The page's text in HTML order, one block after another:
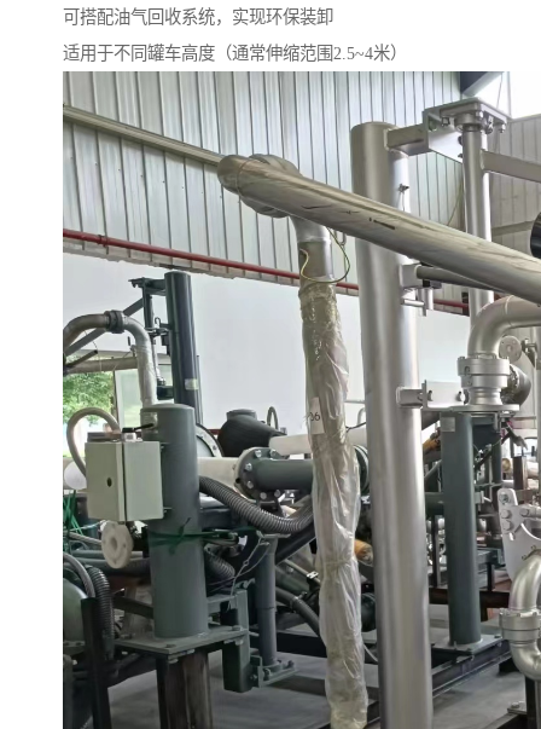
可搭配油气回收系统，实现环保装卸
适用于不同罐车高度（通常伸缩范围2.5~4米）